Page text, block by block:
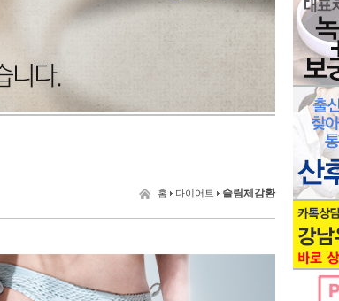
홈 다이어트 슬림체감환